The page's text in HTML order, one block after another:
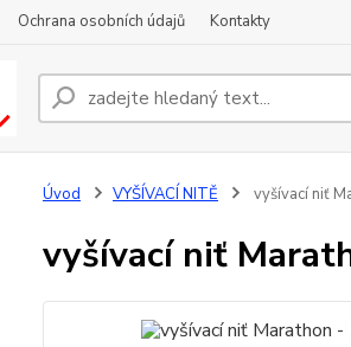
Ochrana osobních údajů Kontakty
Úvod VYŠÍVACÍ NITĚ vyšívací niť
vyšívací niť